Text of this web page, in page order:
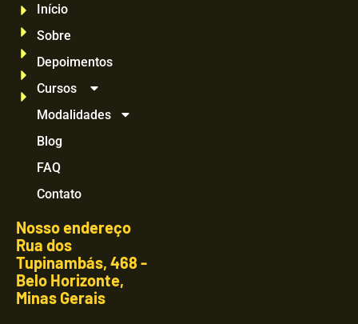
Início
Sobre
Depoimentos
Cursos
Modalidades
Blog
FAQ
Contato
Nosso endereço
Rua dos
Tupinambás, 468 -
Belo Horizonte,
Minas Gerais